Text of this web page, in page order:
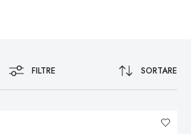
FILTRE SORTARE